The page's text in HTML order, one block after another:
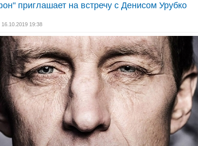
приглашает на встречу с Денисом Урубко
, 16.10.2019 19:38